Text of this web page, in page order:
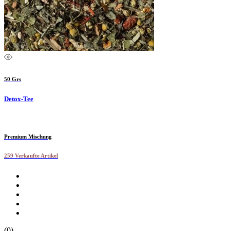
50 Grs
Detox-Tee
Premium Mischung
259 Verkaufte Artikel